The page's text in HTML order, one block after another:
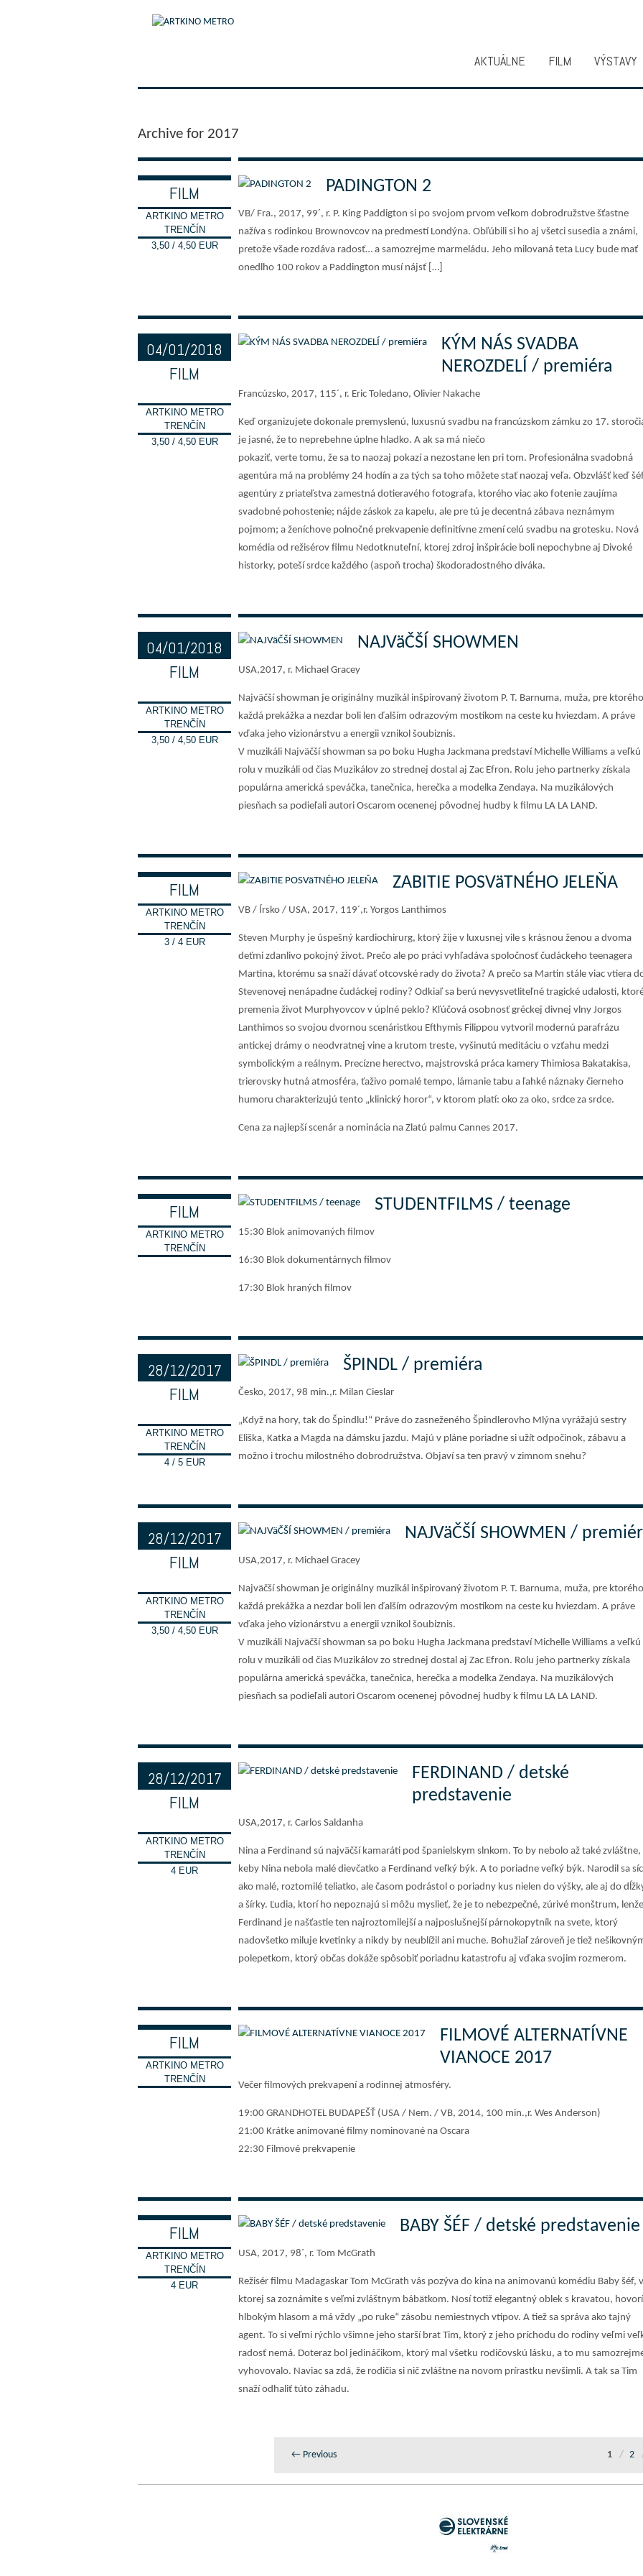
AKTUÁLNE FILM VÝSTAVY
Archive for 2017
FILM
ARTKINO METRO
TRENČÍN
3,50 / 4,50 EUR
PADINGTON 2
VB/ Fra., 2017, 99´, r. P. King Paddigton si po svojom prvom veľkom dobrodružstve šťastne
nažíva s rodinkou Brownovcov na predmestí Londýna. Obľúbili si ho aj všetci susedia a známi,
pretože všade rozdáva radosť… a samozrejme marmeládu. Jeho milovaná teta Lucy bude mať
onedlho 100 rokov a Paddington musí nájsť […]
04/01/2018
FILM
ARTKINO METRO
TRENČÍN
3,50 / 4,50 EUR
KÝM NÁS SVADBA
NEROZDELÍ / premiéra
Francúzsko, 2017, 115´, r. Eric Toledano, Olivier Nakache
Keď organizujete dokonale premyslenú, luxusnú svadbu na francúzskom zámku zo 17.
je jasné, že to neprebehne úplne hladko. A ak sa má niečo
pokaziť, verte tomu, že sa to naozaj pokazí a nezostane len pri tom. Profesionálna svadobná
agentúra má na problémy 24 hodín a za tých sa toho môžete stať naozaj veľa. Obzvlášť keď
agentúry z priateľstva zamestná dotieravého fotografa, ktorého viac ako fotenie zaujíma
svadobné pohostenie; nájde záskok za kapelu, ale pre tú je decentná zábava neznámym
pojmom; a ženíchove polnočné prekvapenie definitívne zmení celú svadbu na grotesku. Nová
komédia od režisérov filmu Nedotknuteľní, ktorej zdroj inšpirácie boli nepochybne aj Divoké
historky, poteší srdce každého (aspoň trocha) škodoradostného diváka.
04/01/2018
FILM
ARTKINO METRO
TRENČÍN
3,50 / 4,50 EUR
NAJVäČŠÍ SHOWMEN
USA,2017, r. Michael Gracey
Najväčší showman je originálny muzikál inšpirovaný životom P. T. Barnuma, muža, pre ktorého
každá prekážka a nezdar boli len ďalším odrazovým mostíkom na ceste ku hviezdam. A práve
vďaka jeho vizionárstvu a energii vznikol šoubiznis.
V muzikáli Najväčší showman sa po boku Hugha Jackmana predstaví Michelle Williams a veľkú
rolu v muzikáli od čias Muzikálov zo strednej dostal aj Zac Efron. Rolu jeho partnerky získala
populárna americká speváčka, tanečnica, herečka a modelka Zendaya. Na muzikálových
piesňach sa podieľali autori Oscarom ocenenej pôvodnej hudby k filmu LA LA LAND.
FILM
ARTKINO METRO
TRENČÍN
3 / 4 EUR
ZABITIE POSVäTNÉHO JELEŇA
VB / Írsko / USA, 2017, 119´,r. Yorgos Lanthimos
Steven Murphy je úspešný kardiochirurg, ktorý žije v luxusnej vile s krásnou ženou a dvoma
deťmi zdanlivo pokojný život. Prečo ale po práci vyhľadáva spoločnosť čudáckeho teenagera
Martina, ktorému sa snaží dávať otcovské rady do života? A prečo sa Martin stále viac vtiera
Stevenovej nenápadne čudáckej rodiny? Odkiaľ sa berú nevysvetliteľné tragické udalosti,
premenia život Murphyovcov v úplné peklo? Kľúčová osobnosť gréckej divnej vlny Jorgos
Lanthimos so svojou dvornou scenáristkou Efthymis Filippou vytvoril modernú parafrázu
antickej drámy o neodvratnej vine a krutom treste, vyšinutú meditáciu o vzťahu medzi
symbolickým a reálnym. Precízne herectvo, majstrovská práca kamery Thimiosa Bakatakisa,
trierovsky hutná atmosféra, ťaživo pomalé tempo, lámanie tabu a ľahké náznaky čierneho
humoru charakterizujú tento „klinický horor“, v ktorom platí: oko za oko, srdce za srdce.
Cena za najlepší scenár a nominácia na Zlatú palmu Cannes 2017.
FILM
ARTKINO METRO
TRENČÍN
STUDENTFILMS / teenage
15:30 Blok animovaných filmov
16:30 Blok dokumentárnych filmov
17:30 Blok hraných filmov
28/12/2017
FILM
ARTKINO METRO
TRENČÍN
4 / 5 EUR
ŠPINDL / premiéra
Česko, 2017, 98 min.,r. Milan Cieslar
„Když na hory, tak do Špindlu!“ Práve do zasneženého Špindlerovho Mlýna vyrážajú sestry
Eliška, Katka a Magda na dámsku jazdu. Majú v pláne poriadne si užít odpočinok, zábavu a
možno i trochu milostného dobrodružstva. Objaví sa ten pravý v zimnom snehu?
28/12/2017
FILM
ARTKINO METRO
TRENČÍN
3,50 / 4,50 EUR
NAJVäČŠÍ SHOWMEN /
USA,2017, r. Michael Gracey
Najväčší showman je originálny muzikál inšpirovaný životom P. T. Barnuma, muža, pre ktorého
každá prekážka a nezdar boli len ďalším odrazovým mostíkom na ceste ku hviezdam. A práve
vďaka jeho vizionárstvu a energii vznikol šoubiznis.
V muzikáli Najväčší showman sa po boku Hugha Jackmana predstaví Michelle Williams a veľkú
rolu v muzikáli od čias Muzikálov zo strednej dostal aj Zac Efron. Rolu jeho partnerky získala
populárna americká speváčka, tanečnica, herečka a modelka Zendaya. Na muzikálových
piesňach sa podieľali autori Oscarom ocenenej pôvodnej hudby k filmu LA LA LAND.
28/12/2017
FILM
ARTKINO METRO
TRENČÍN
4 EUR
FERDINAND / detské
predstavenie
USA,2017, r. Carlos Saldanha
Nina a Ferdinand sú najväčší kamaráti pod španielskym slnkom. To by nebolo až také zvláštne,
keby Nina nebola malé dievčatko a Ferdinand veľký býk. A to poriadne veľký býk. Narodil sa
ako malé, roztomilé teliatko, ale časom podrástol o poriadny kus nielen do výšky, ale aj do
a šírky. Ľudia, ktorí ho nepoznajú si môžu myslieť, že je to nebezpečné, zúrivé monštrum, lenže
Ferdinand je našťastie ten najroztomilejší a najposlušnejší párnokopytník na svete, ktorý
nadovšetko miluje kvetinky a nikdy by neublížil ani muche. Bohužiaľ zároveň je tiež
polepetkom, ktorý občas dokáže spôsobiť poriadnu katastrofu aj vďaka svojim rozmerom.
FILM
ARTKINO METRO
TRENČÍN
FILMOVÉ ALTERNATÍVNE
VIANOCE 2017
Večer filmových prekvapení a rodinnej atmosféry.
19:00 GRANDHOTEL BUDAPEŠŤ (USA / Nem. / VB, 2014, 100 min.,r. Wes Anderson)
21:00 Krátke animované filmy nominované na Oscara
22:30 Filmové prekvapenie
FILM
ARTKINO METRO
TRENČÍN
4 EUR
BABY ŠÉF / detské predstavenie
USA, 2017, 98´, r. Tom McGrath
Režisér filmu Madagaskar Tom McGrath vás pozýva do kina na animovanú komédiu Baby šéf, v
ktorej sa zoznámite s veľmi zvláštnym bábätkom. Nosí totiž elegantný oblek s kravatou, hovorí
hlbokým hlasom a má vždy „po ruke“ zásobu nemiestnych vtipov. A tiež sa správa ako tajný
agent. To si veľmi rýchlo všimne jeho starší brat Tim, ktorý z jeho príchodu do rodiny veľmi
radosť nemá. Doteraz bol jedináčikom, ktorý mal všetku rodičovskú lásku, a to mu
vyhovovalo. Naviac sa zdá, že rodičia si nič zvláštne na novom prírastku nevšimli. A tak sa Tim
snaží odhaliť túto záhadu.
1 2
← Previous